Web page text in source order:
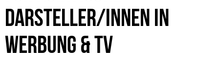
DARSTELLER/INNEN IN
WERBUNG & TV